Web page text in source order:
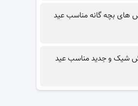
های بچه گانه مناسب عید
شیک و جدید مناسب عید